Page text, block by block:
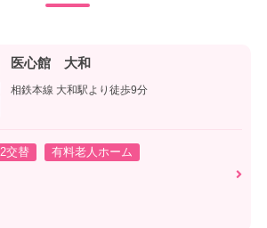
医心館 大和
相鉄本線 大和駅より徒歩9分
2交替
有料老人ホーム